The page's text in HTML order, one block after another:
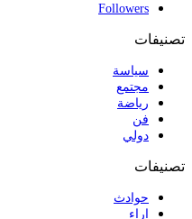
Followers
تصنيفات
سياسة
مجتمع
رياضة
فن
دولي
تصنيفات
حوادث
اراء